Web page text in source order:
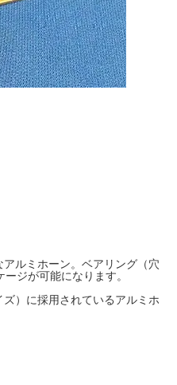
ルミホーン。ベアリング（穴
ジが可能になります。
）に採用されているアルミホ